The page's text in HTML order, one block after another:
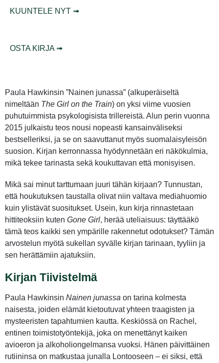
KUUNTELE NYT ➟
OSTA KIRJA ➟
Paula Hawkinsin ”Nainen junassa” (alkuperäiseltä
nimeltään The Girl on the Train) on yksi viime vuosien
puhutuimmista psykologisista trillereistä. Alun perin vuonna
2015 julkaistu teos nousi nopeasti kansainväliseksi
bestselleriksi, ja se on saavuttanut myös suomalaisyleisön
suosion. Kirjan kerronnassa hyödynnetään eri näkökulmia,
mikä tekee tarinasta sekä koukuttavan että monisyisen.
Mikä sai minut tarttumaan juuri tähän kirjaan? Tunnustan,
että houkutuksen taustalla olivat niin valtava mediahuomio
kuin ylistävät suositukset. Usein, kun kirja rinnastetaan
hittiteoksiin kuten Gone Girl, herää uteliaisuus: täyttääkö
tämä teos kaikki sen ympärille rakennetut odotukset? Tämän
arvostelun myötä sukellan syvälle kirjan tarinaan, tyyliin ja
sen herättämiin ajatuksiin.
Kirjan Tiivistelmä
Paula Hawkinsin Nainen junassa on tarina kolmesta
naisesta, joiden elämät kietoutuvat yhteen traagisten ja
mysteeristen tapahtumien kautta. Keskiössä on Rachel,
entinen toimistotyöntekijä, joka on menettänyt kaiken
avioeron ja alkoholiongelmansa vuoksi. Hänen päivittäinen
rutiininsa on matkustaa junalla Lontooseen – ei siksi, että